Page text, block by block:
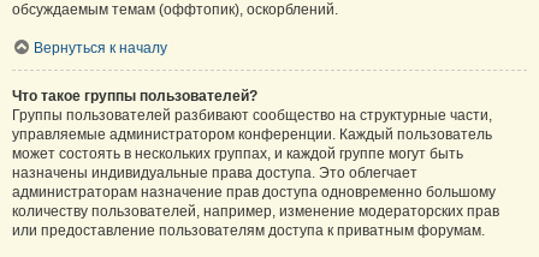
обсуждаемым темам (оффтопик), оскорблений.
Вернуться к началу
Что такое группы пользователей?
Группы пользователей разбивают сообщество на структурные части,
управляемые администратором конференции. Каждый пользователь
может состоять в нескольких группах, и каждой группе могут быть
назначены индивидуальные права доступа. Это облегчает
администраторам назначение прав доступа одновременно большому
количеству пользователей, например, изменение модераторских прав
или предоставление пользователям доступа к приватным форумам.